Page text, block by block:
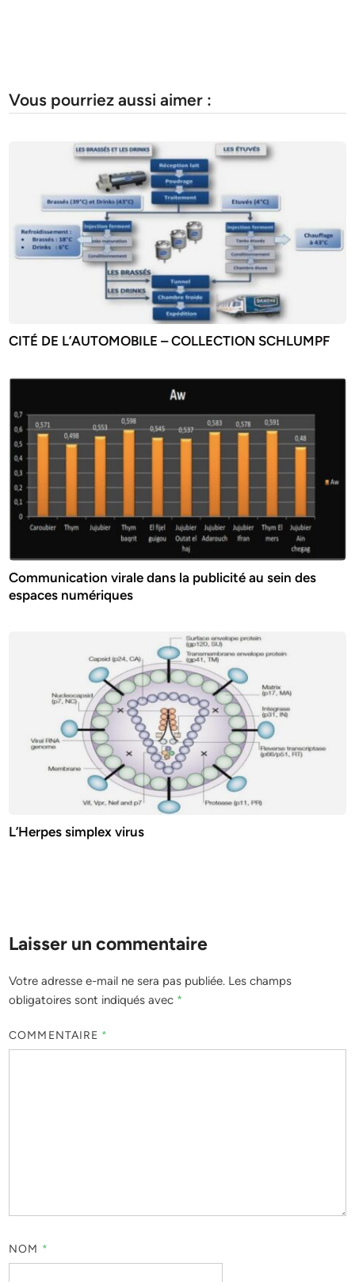
Vous pourriez aussi aimer :
CITÉ DE L’AUTOMOBILE – COLLECTION SCHLUMPF
Communication virale dans la publicité au sein des
espaces numériques
L’Herpes simplex virus
Laisser un commentaire
Votre adresse e-mail ne sera pas publiée. Les champs
obligatoires sont indiqués avec *
COMMENTAIRE *
NOM *